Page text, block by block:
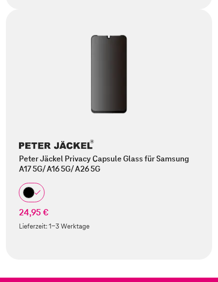
Peter Jäckel Privacy Capsule Glass für Samsung
A17 5G/ A16 5G/ A26 5G
24,95 €
Lieferzeit:1-3 Werktage